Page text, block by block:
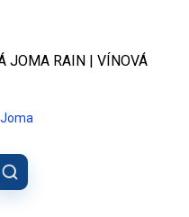
JOMA RAIN | VÍNOVÁ